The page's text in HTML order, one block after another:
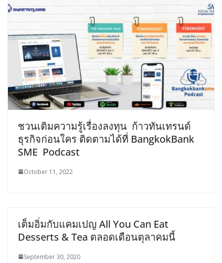
ชวนเติมความรู้เรื่องลงทุน ก้าวทันเทรนด์
ธุรกิจก่อนใคร ติดตามได้ที่ BangkokBank
SME Podcast
October 11, 2022
เต็มอิ่มกับแคมเปญ All You Can Eat
Desserts & Tea ตลอดเดือนตุลาคมนี้
September 30, 2020